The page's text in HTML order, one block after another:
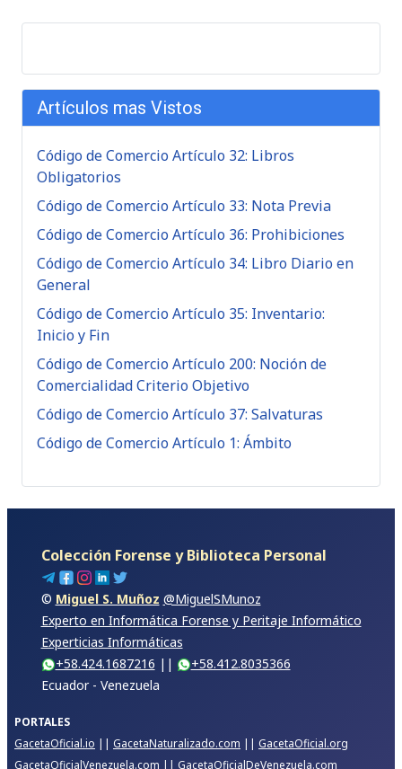
Artículos mas Vistos
Código de Comercio Artículo 32: Libros
Obligatorios
Código de Comercio Artículo 33: Nota Previa
Código de Comercio Artículo 36: Prohibiciones
Código de Comercio Artículo 34: Libro Diario en
General
Código de Comercio Artículo 35: Inventario:
Inicio y Fin
Código de Comercio Artículo 200: Noción de
Comercialidad Criterio Objetivo
Código de Comercio Artículo 37: Salvaturas
Código de Comercio Artículo 1: Ámbito
Colección Forense y Biblioteca Personal
© Miguel S. Muñoz @MiguelSMunoz
Experto en Informática Forense y Peritaje Informático
Experticias Informáticas
+58.424.1687216 ||
+58.412.8035366
Ecuador - Venezuela
PORTALES
GacetaOficial.io || GacetaNaturalizado.com || GacetaOficial.org
GacetaOficialVenezuela.com || GacetaOficialDeVenezuela.com